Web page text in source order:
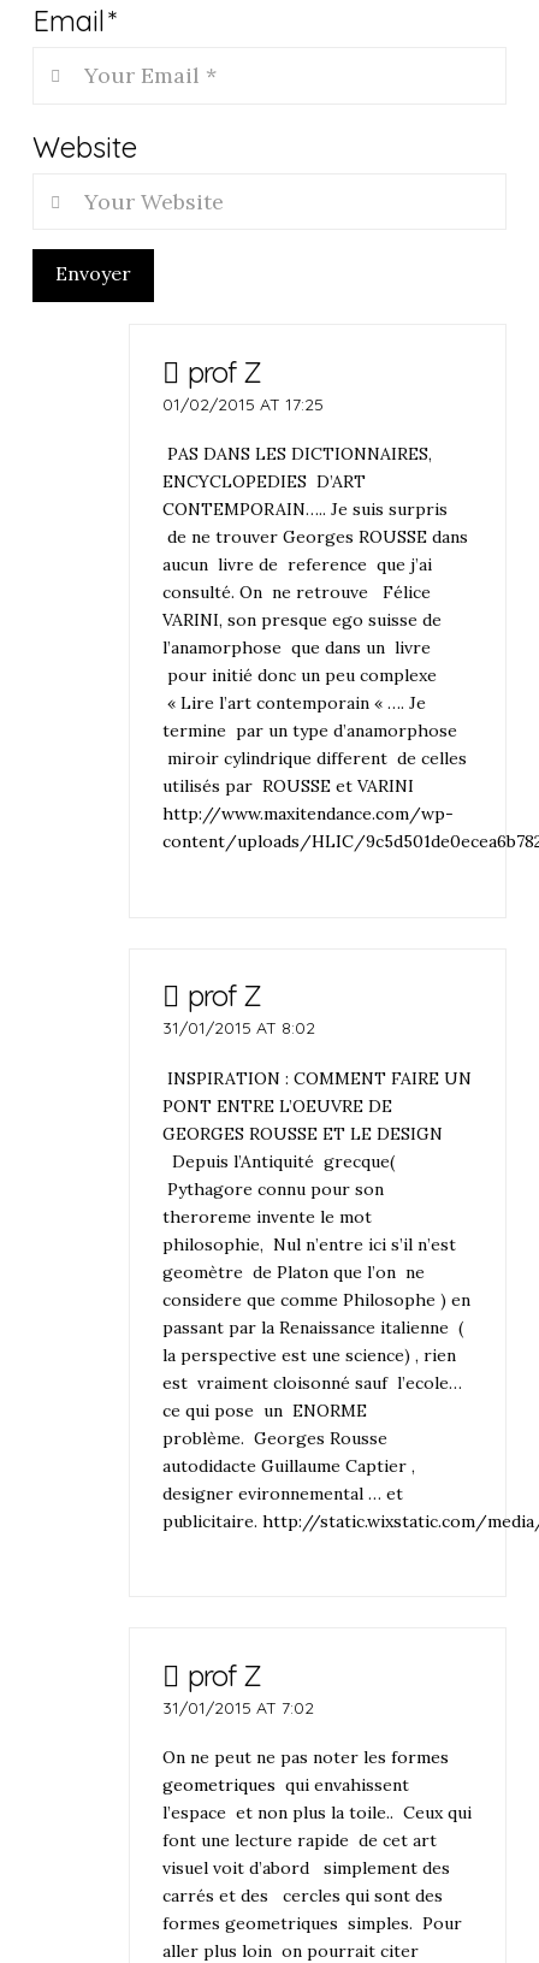
Email*
Website
Envoyer
prof Z
01/02/2015 AT 17:25
PAS DANS LES DICTIONNAIRES,
ENCYCLOPEDIES D’ART
CONTEMPORAIN….. Je suis surpris
de ne trouver Georges ROUSSE dans
aucun livre de reference que j’ai
consulté. On ne retrouve Félice
VARINI, son presque ego suisse de
l’anamorphose que dans un livre
pour initié donc un peu complexe
« Lire l’art contemporain « …. Je
termine par un type d’anamorphose
miroir cylindrique different de celles
utilisés par ROUSSE et VARINI
http://www.maxitendance.com/wp-
content/uploads/HLIC/
prof Z
31/01/2015 AT 8:02
INSPIRATION : COMMENT FAIRE UN
PONT ENTRE L’OEUVRE DE
GEORGES ROUSSE ET LE DESIGN
Depuis l’Antiquité grecque(
Pythagore connu pour son
theroreme invente le mot
philosophie, Nul n’entre ici s’il n’est
geomètre de Platon que l’on ne
considere que comme Philosophe ) en
passant par la Renaissance italienne (
la perspective est une science) , rien
est vraiment cloisonné sauf l’ecole…
ce qui pose un ENORME
problème. Georges Rousse
autodidacte Guillaume Captier ,
designer evironnemental … et
publicitaire.http://static.wixstatic.com/media/
prof Z
31/01/2015 AT 7:02
On ne peut ne pas noter les formes
geometriques qui envahissent
l’espace et non plus la toile.. Ceux qui
font une lecture rapide de cet art
visuel voit d’abord simplement des
carrés et des cercles qui sont des
formes geometriques simples. Pour
aller plus loin on pourrait citer